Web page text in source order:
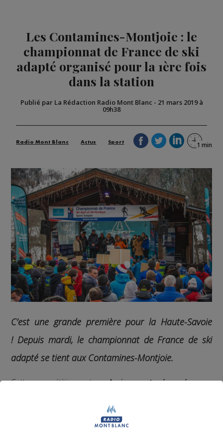
Les Contamines-Montjoie : le
championnat de France de ski
adapté organisé pour la 1ère fois
dans la station
Publié par La Rédaction Radio Mont Blanc - 21 mars 2019 à
09h38
Radio Mont Blanc Actus Sport
C’est une grande première pour la Haute-Savoie
! Depuis mardi, le championnat de France de ski
adapté se tient aux Contamines-Montjoie.
Cette compétition estexclusivement réservée aux
. Elle est organisée par la
Française de Sport Adapté
demande une organisation importante, comme l’explique